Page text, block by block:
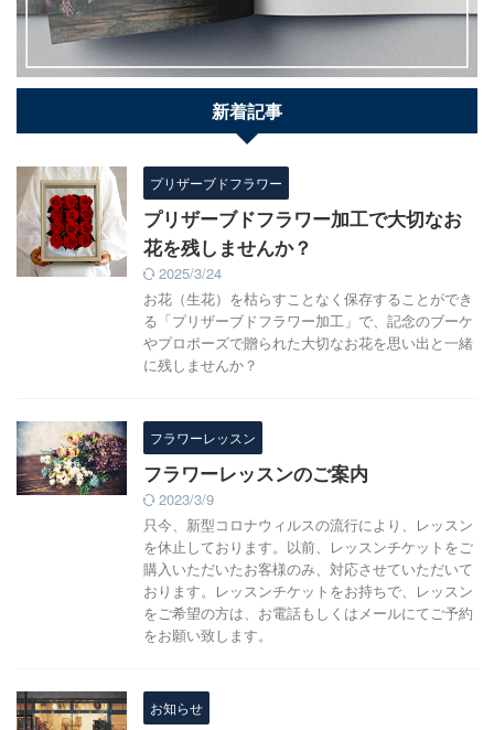
新着記事
プリザーブドフラワー
プリザーブドフラワー加工で大切なお
花を残しませんか？
2025/3/24
お花（生花）を枯らすことなく保存することができ
る「プリザーブドフラワー加工」で、記念のブーケ
やプロポーズで贈られた大切なお花を思い出と一緒
に残しませんか？
フラワーレッスン
フラワーレッスンのご案内
2023/3/9
只今、新型コロナウィルスの流行により、レッスン
を休止しております。以前、レッスンチケットをご
購入いただいたお客様のみ、対応させていただいて
おります。レッスンチケットをお持ちで、レッスン
をご希望の方は、お電話もしくはメールにてご予約
をお願い致します。
お知らせ